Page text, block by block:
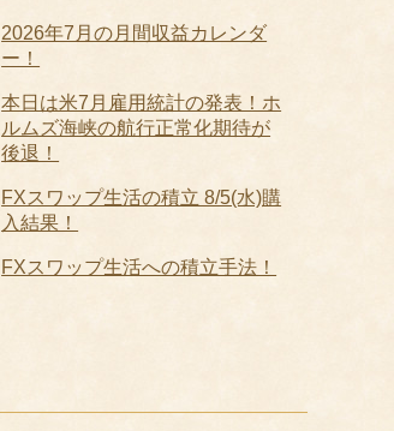
2026年7月の月間収益カレンダ
ー！
本日は米7月雇用統計の発表！ホ
ルムズ海峡の航行正常化期待が
後退！
FXスワップ生活の積立 8/5(水)購
入結果！
FXスワップ生活への積立手法！